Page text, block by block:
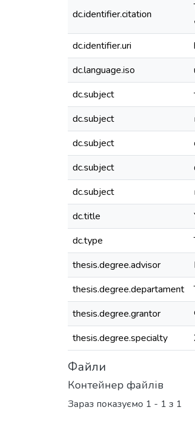
dc.identifier.citation
dc.identifier.uri
dc.language.iso
dc.subject
dc.subject
dc.subject
dc.subject
dc.subject
dc.title
dc.type
thesis.degree.advisor
thesis.degree.departament
thesis.degree.grantor
thesis.degree.specialty
Файли
Контейнер файлів
Зараз показуємо 1 - 1 з 1